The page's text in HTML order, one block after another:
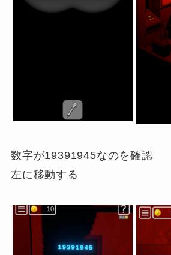
数字が19391945なのを確認
左に移動する